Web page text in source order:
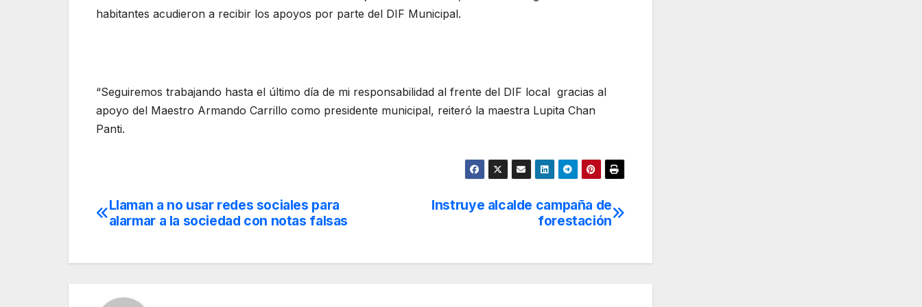
habitantes acudieron a recibir los apoyos por parte del DIF Municipal.
“Seguiremos trabajando hasta el último día de mi responsabilidad al frente del DIF local gracias al
apoyo del Maestro Armando Carrillo como presidente municipal, reiteró la maestra Lupita Chan
Panti.
Navegación
entradas
Instruye alcalde campaña de
forestación
Llaman a no usar redes sociales para
alarmar a la sociedad con notas falsas